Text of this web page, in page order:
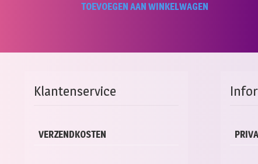
TOEVOEGEN AAN WINKELWAGEN
Klantenservice
VERZENDKOSTEN